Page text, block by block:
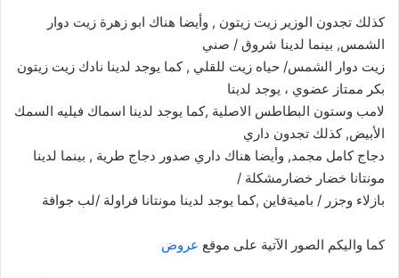
كذلك تجدون الوزير زيت زيتون , وأيضا هناك ابو زهرة زيت دوار
الشمس, بينما لدينا شروق / صني
زيت دوار الشمس/ حياه زيت للقلي , كما يوجد لدينا نادك زيت زيتون
بكر ممتاز عضوي ، يوجد لدينا
لامب وستون البطاطس الاصلية ,كما يوجد لدينا اسماك فيليه السمك
الأبيض, كذلك تجدون داري
دجاج كامل مجمد, وأيضا هناك داري صدور دجاج طرية , بينما لدينا
مونتانا خضار خضارمشكلة /
بازلاء وجزر / باميةفاين ,كما يوجد لدينا مونتانا فراولة /لب جوافة
كما واليكم الصور الآتية على موقع عروض